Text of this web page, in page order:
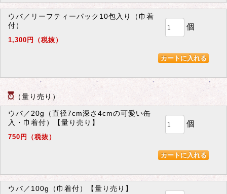
ウバ／リーフティーパック10包入り（巾着
付）
1,300円（税抜）
個
（量り売り）
ウバ／20g（直径7cm深さ4cmの可愛い缶
入・巾着付）【量り売り】
750円（税抜）
個
ウバ／100g（巾着付）【量り売り】